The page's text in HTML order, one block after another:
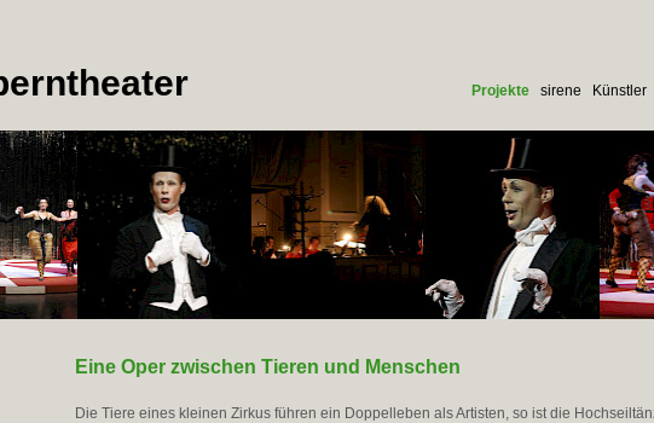
Projekte sirene Künstler
Eine Oper zwischen Tieren und Menschen
Die Tiere eines kleinen Zirkus führen ein Doppelleben als Artisten, so ist die